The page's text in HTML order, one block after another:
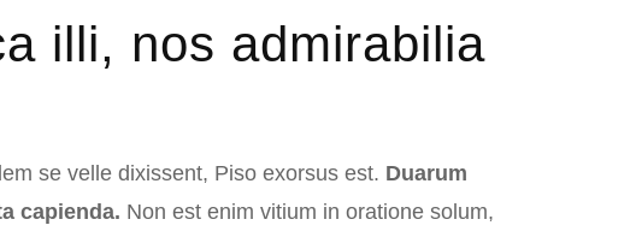
illi, nos admirabilia
se velle dixissent, Piso exorsus est. Duarum
capienda. Non est enim vitium in oratione solum,